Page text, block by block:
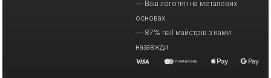
— Ваш логотип на металевих
основах.
— 87% nail майстрів з нами
назавжди.